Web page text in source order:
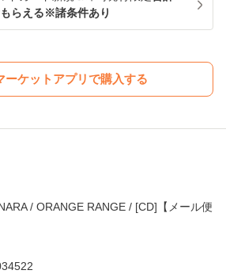
らえる※諸条件あり
ーケットアプリで購入する
/ ORANGE RANGE / [CD]【メール便